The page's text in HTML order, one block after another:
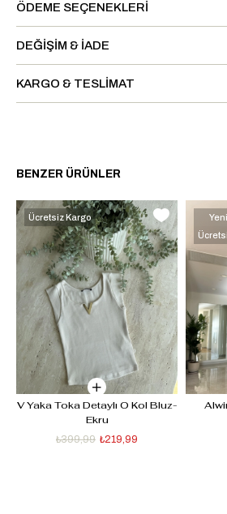
ÖDEME SEÇENEKLERI
DEĞIŞIM & İADE
KARGO & TESLIMAT
BENZER ÜRÜNLER
V Yaka Toka Detaylı O Kol Bluz-
Ekru
₺219,99
₺399,99
Ücretsiz Kargo